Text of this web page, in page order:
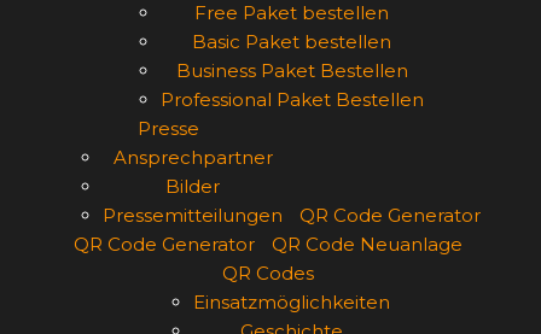
Free Paket bestellen
Basic Paket bestellen
Business Paket Bestellen
Professional Paket Bestellen
Presse
Ansprechpartner
Bilder
Pressemitteilungen
QR Code Generator
QR Code Generator
QR Code Neuanlage
QR Codes
Einsatzmöglichkeiten